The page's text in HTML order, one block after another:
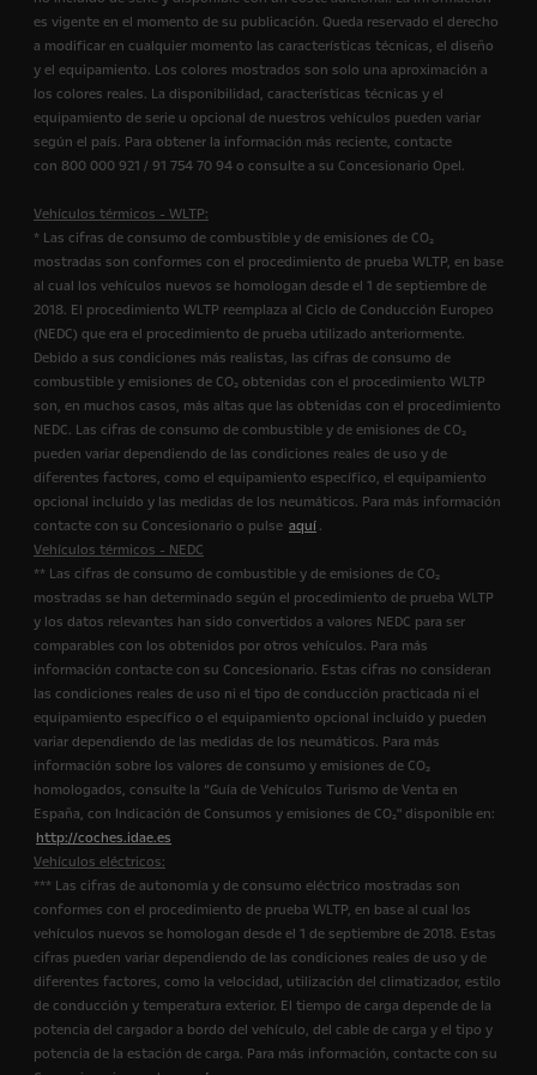
es vigente en el momento de su publicación. Queda reservado el derecho
a modificar en cualquier momento las características técnicas, el diseño
y el equipamiento. Los colores mostrados son solo una aproximación a
los colores reales. La disponibilidad, características técnicas y el
equipamiento de serie u opcional de nuestros vehículos pueden variar
según el país. Para obtener la información más reciente, contacte
con 800 000 921 / 91 754 70 94 o consulte a su Concesionario Opel.
Vehículos térmicos - WLTP:
* Las cifras de consumo de combustible y de emisiones de CO₂
mostradas son conformes con el procedimiento de prueba WLTP, en base
al cual los vehículos nuevos se homologan desde el 1 de septiembre de
2018. El procedimiento WLTP reemplaza al Ciclo de Conducción Europeo
(NEDC) que era el procedimiento de prueba utilizado anteriormente.
Debido a sus condiciones más realistas, las cifras de consumo de
combustible y emisiones de CO₂ obtenidas con el procedimiento WLTP
son, en muchos casos, más altas que las obtenidas con el procedimiento
NEDC. Las cifras de consumo de combustible y de emisiones de CO₂
pueden variar dependiendo de las condiciones reales de uso y de
diferentes factores, como el equipamiento específico, el equipamiento
opcional incluido y las medidas de los neumáticos. Para más información
contacte con su Concesionario o pulse aquí .
Vehículos térmicos - NEDC
** Las cifras de consumo de combustible y de emisiones de CO₂
mostradas se han determinado según el procedimiento de prueba WLTP
y los datos relevantes han sido convertidos a valores NEDC para ser
comparables con los obtenidos por otros vehículos. Para más
información contacte con su Concesionario. Estas cifras no consideran
las condiciones reales de uso ni el tipo de conducción practicada ni el
equipamiento específico o el equipamiento opcional incluido y pueden
variar dependiendo de las medidas de los neumáticos. Para más
información sobre los valores de consumo y emisiones de CO₂
homologados, consulte la “Guía de Vehículos Turismo de Venta en
España, con Indicación de Consumos y emisiones de CO₂" disponible en:
http://coches.idae.es
Vehículos eléctricos:
*** Las cifras de autonomía y de consumo eléctrico mostradas son
conformes con el procedimiento de prueba WLTP, en base al cual los
vehículos nuevos se homologan desde el 1 de septiembre de 2018. Estas
cifras pueden variar dependiendo de las condiciones reales de uso y de
diferentes factores, como la velocidad, utilización del climatizador, estilo
de conducción y temperatura exterior. El tiempo de carga depende de la
potencia del cargador a bordo del vehículo, del cable de carga y el tipo y
potencia de la estación de carga. Para más información, contacte con su